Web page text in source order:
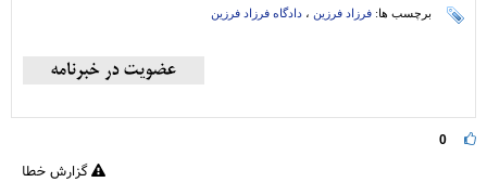
برچسب ها: فرزاد فرزین ، دادگاه فرزاد فرزین
0
گزارش خطا